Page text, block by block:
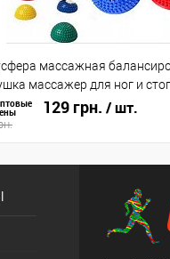
массажная
массажер для ног и
129 грн. / шт.